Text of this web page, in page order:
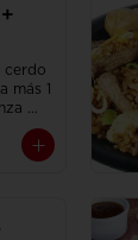
cerdo
más 1